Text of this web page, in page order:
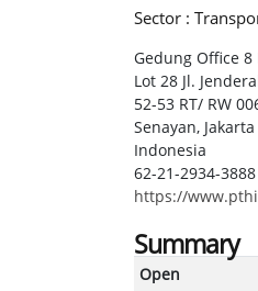
Sector :
Gedung Office 8
Lot 28 Jl.
52-53 RT/ RW
Senayan,
Indonesia
62-21-2934-3888
https://
Summary
Open